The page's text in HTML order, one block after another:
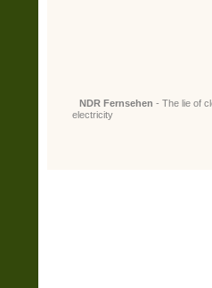
NDR Fernsehen - The lie of
electricity